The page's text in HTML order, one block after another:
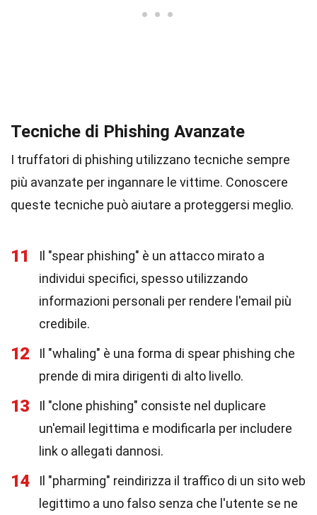
Tecniche di Phishing Avanzate
I truffatori di phishing utilizzano tecniche sempre
più avanzate per ingannare le vittime. Conoscere
queste tecniche può aiutare a proteggersi meglio.
11
Il "spear phishing" è un attacco mirato a
individui specifici, spesso utilizzando
informazioni personali per rendere l'email più
credibile.
12
Il "whaling" è una forma di spear phishing che
prende di mira dirigenti di alto livello.
13
Il "clone phishing" consiste nel duplicare
un'email legittima e modificarla per includere
link o allegati dannosi.
14
Il "pharming" reindirizza il traffico di un sito web
legittimo a uno falso senza che l'utente se ne